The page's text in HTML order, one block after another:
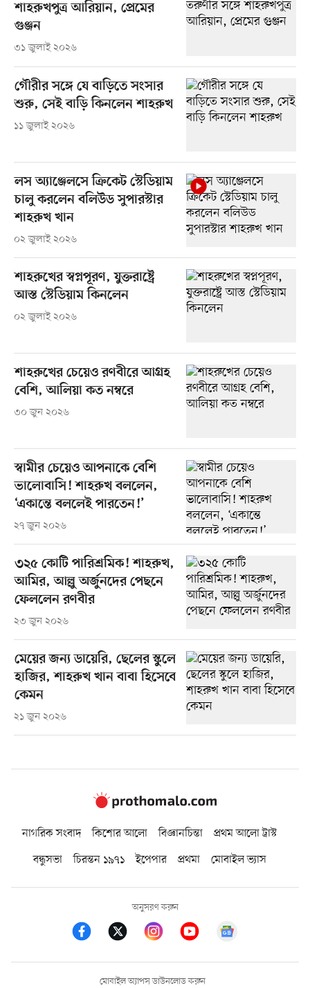
শাহরুখপুত্র আরিয়ান, প্রেমের
গুঞ্জন
৩১ জুলাই ২০২৬
গৌরীর সঙ্গে যে বাড়িতে সংসার
শুরু, সেই বাড়ি কিনলেন শাহরুখ
১১ জুলাই ২০২৬
লস অ্যাঞ্জেলসে ক্রিকেট স্টেডিয়াম
চালু করলেন বলিউড সুপারস্টার
শাহরুখ খান
০২ জুলাই ২০২৬
শাহরুখের স্বপ্নপূরণ, যুক্তরাষ্ট্রে
আস্ত স্টেডিয়াম কিনলেন
০২ জুলাই ২০২৬
শাহরুখের চেয়েও রণবীরে আগ্রহ
বেশি, আলিয়া কত নম্বরে
৩০ জুন ২০২৬
স্বামীর চেয়েও আপনাকে বেশি
ভালোবাসি! শাহরুখ বললেন,
‘একান্তে বললেই পারতেন!’
২৭ জুন ২০২৬
৩২৫ কোটি পারিশ্রমিক! শাহরুখ,
আমির, আল্লু অর্জুনদের পেছনে
ফেললেন রণবীর
২৩ জুন ২০২৬
মেয়ের জন্য ডায়েরি, ছেলের স্কুলে
হাজির, শাহরুখ খান বাবা হিসেবে
কেমন
২১ জুন ২০২৬
নাগরিক সংবাদ কিশোর আলো বিজ্ঞানচিন্তা
প্রথম আলো ট্রাস্ট
বন্ধুসভা
চিরন্তন ১৯৭১ ইপেপার প্রথমা মোবাইল ভ্যাস
অনুসরণ করুন
মোবাইল অ্যাপস ডাউনলোড করুন